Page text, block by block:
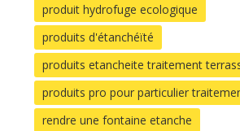
produit hydrofuge ecologique
produits d'étanchéïté
produits etancheite traitement
produits pro pour particulier
rendre une fontaine etanche